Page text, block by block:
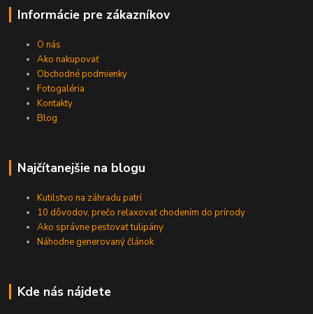
Informácie pre zákazníkov
O nás
Ako nakupovať
Obchodné podmienky
Fotogaléria
Kontakty
Blog
Najčítanejšie na blogu
Kutilstvo na záhradu patrí
10 dôvodov, prečo relaxovať chodením do prírody
Ako správne pestovať tulipány
Náhodne generovaný článok
Kde nás nájdete